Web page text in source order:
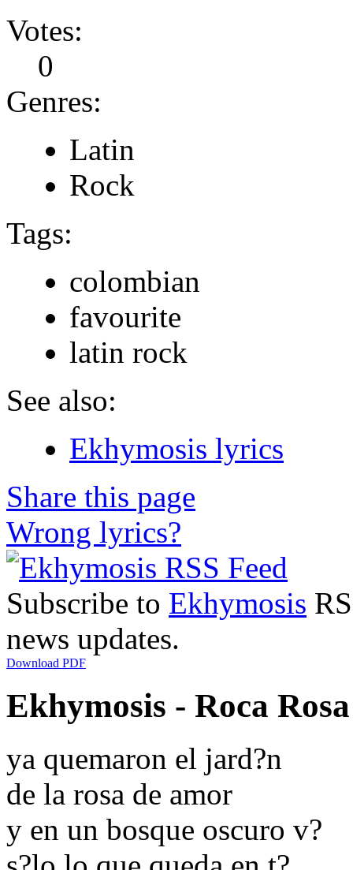
Votes:
0
Genres:
Latin
Rock
Tags:
colombian
favourite
latin rock
See also:
Ekhymosis lyrics
Share this page
Wrong lyrics?
Subscribe to Ekhymosis
news updates.
Download PDF
Ekhymosis - Roca
ya quemaron el jard?n
de la rosa de amor
y en un bosque oscuro v?